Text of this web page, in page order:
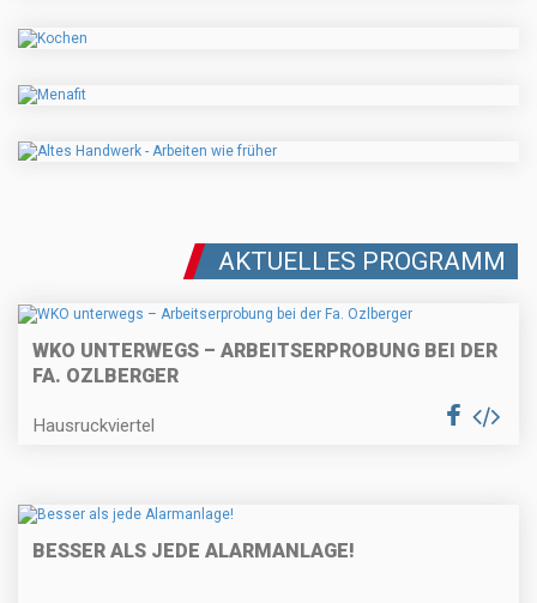
AKTUELLES PROGRAMM
WKO UNTERWEGS – ARBEITSERPROBUNG BEI DER
FA. OZLBERGER
Hausruckviertel
BESSER ALS JEDE ALARMANLAGE!